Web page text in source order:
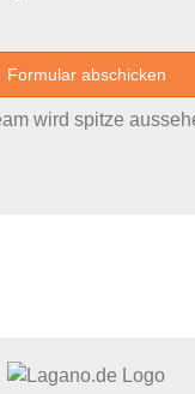
wird spitze